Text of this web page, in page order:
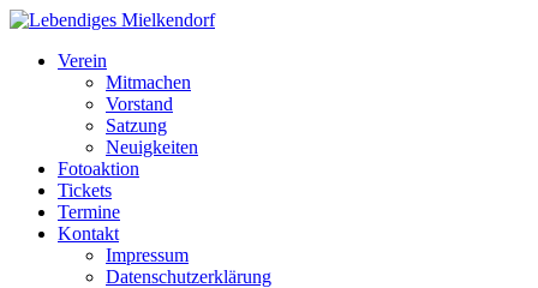
Verein
Mitmachen
Vorstand
Satzung
Neuigkeiten
Fotoaktion
Tickets
Termine
Kontakt
Impressum
Datenschutzerklärung